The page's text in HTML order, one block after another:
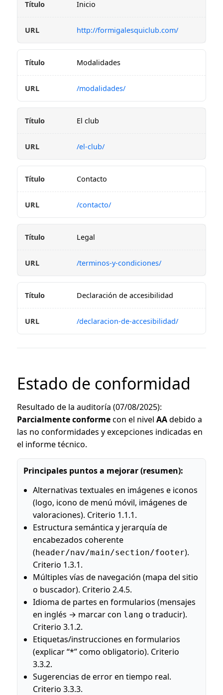
Inicio
http://formigalesquiclub.com/
Modalidades
/modalidades/
El club
/el-club/
Contacto
/contacto/
Legal
/terminos-y-condiciones/
Declaración de accesibilidad
/declaracion-de-accesibilidad/
Estado de conformidad
Resultado de la auditoría (07/08/2025):
Parcialmente conformecon el nivel AAdebido a
las no conformidades y excepciones indicadas en
el informe técnico.
Principales puntos a mejorar (resumen):
Alternativas textuales en imágenes e iconos
(logo, icono de menú móvil, imágenes de
valoraciones). Criterio 1.1.1.
Estructura semántica y jerarquía de
encabezados coherente
(header/nav/main/section/footer).
Criterio 1.3.1.
Múltiples vías de navegación (mapa del sitio
o buscador). Criterio 2.4.5.
Idioma de partes en formularios (mensajes
en inglés → marcar con lang o traducir).
Criterio 3.1.2.
Etiquetas/instrucciones en formularios
(explicar “*” como obligatorio). Criterio
3.3.2.
Sugerencias de error en tiempo real.
Criterio 3.3.3.